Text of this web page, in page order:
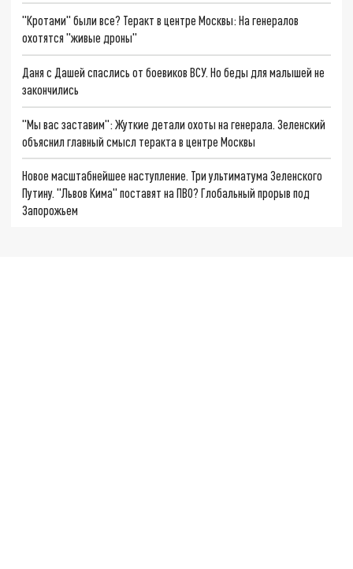
"Кротами" были все? Теракт в центре Москвы: На генералов
охотятся "живые дроны"
Даня с Дашей спаслись от боевиков ВСУ. Но беды для малышей не
закончились
"Мы вас заставим": Жуткие детали охоты на генерала. Зеленский
объяснил главный смысл теракта в центре Москвы
Новое масштабнейшее наступление. Три ультиматума Зеленского
Путину. "Львов Кима" поставят на ПВО? Глобальный прорыв под
Запорожьем